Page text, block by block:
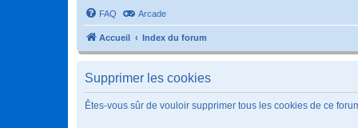
FAQ Arcade
Accueil Index du forum
Supprimer les cookies
Êtes-vous sûr de vouloir supprimer tous les cookies de ce